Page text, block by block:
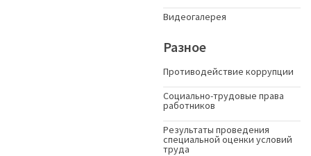
Видеогалерея
Разное
Противодействие коррупции
Социально-трудовые права
работников
Результаты проведения
специальной оценки условий
труда